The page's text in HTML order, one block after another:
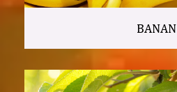
BANAN